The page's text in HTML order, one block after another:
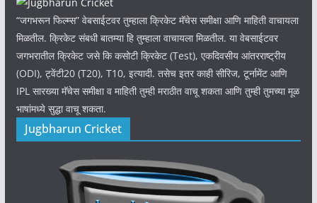
“जगभरून फिल्म्स” वेबसाईटवर तुम्हाला क्रिकेट मॅचेस समीक्षा आणि माहिती वाचायला
मिळतील. क्रिकेट संबधी बातम्या हि तुम्हाला वाचायला मिळतील. या वेबसाईटवर
जगभरातील क्रिकेट जसे कि कसोटी क्रिकेट (Test), एकदिवसीय आंतरराष्ट्रीय
(ODI), ट्वेंटी20 (T20), T10, इत्यादी. तसेच इतर काही सीरिज, टूर्नामेंट आणि
IPL सारख्या मॅचेस समीक्षा व माहिती तुम्ही मराठीत वाचू शकता आणि तुम्ही तुमच्या मूळ
भाषांमध्ये सुद्धा वाचू शकता.
Jugbharun Cricket